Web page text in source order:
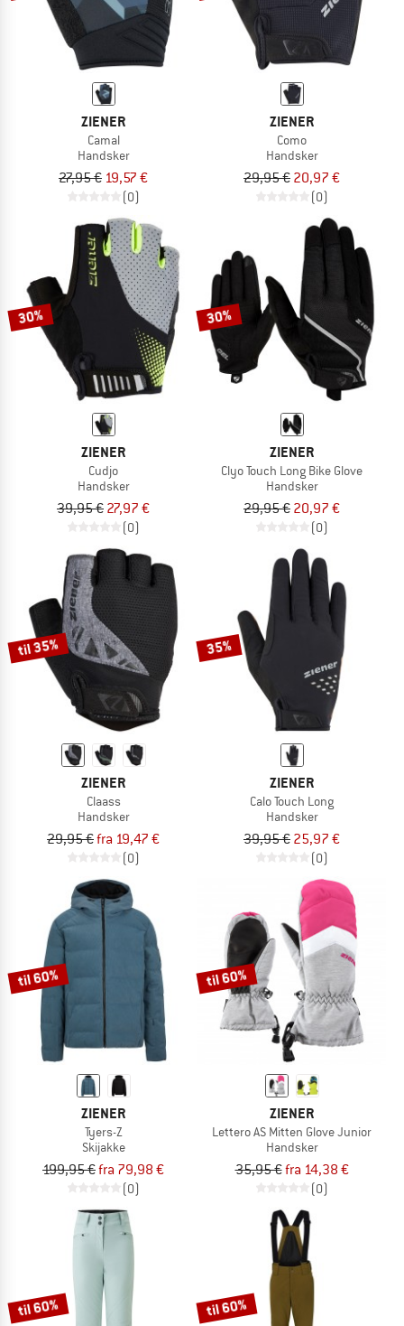
ZIENER
Camal
Handsker
27,95 € 19,57 €
(0)
ZIENER
Como
Handsker
29,95 € 20,97 €
(0)
30%
ZIENER
Cudjo
Handsker
39,95 € 27,97 €
(0)
30%
ZIENER
Clyo Touch Long Bike Glove
Handsker
29,95 € 20,97 €
(0)
til 35%
ZIENER
Claass
Handsker
29,95 €fra 19,47 €
(0)
35%
ZIENER
Calo Touch Long
Handsker
39,95 € 25,97 €
(0)
til 60%
ZIENER
Tyers-Z
Skijakke
199,95 €fra 79,98 €
(0)
til 60%
ZIENER
Lettero AS Mitten Glove Junior
Handsker
35,95 €fra 14,38 €
(0)
til 60% til 60%